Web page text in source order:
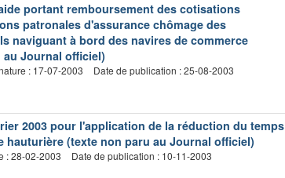
portant remboursement des cotisations
patronales d'assurance chômage des
naviguant à bord des navires de commerce
Journal officiel)
: 17-07-2003 Date de publication : 25-08-2003
2003 pour l'application de la réduction du temps
hauturière (texte non paru au Journal officiel)
: 28-02-2003 Date de publication : 10-11-2003